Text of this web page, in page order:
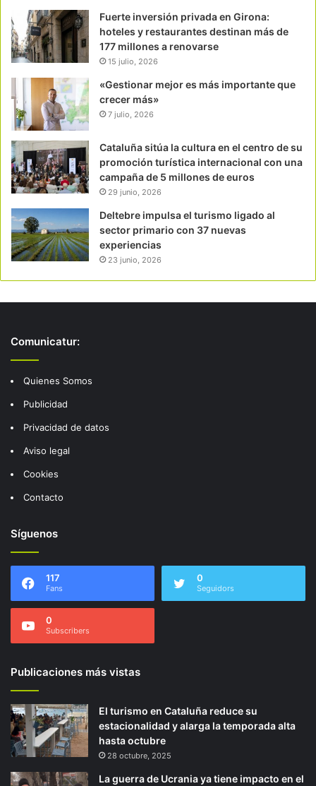
Fuerte inversión privada en Girona:
hoteles y restaurantes destinan más de
177 millones a renovarse
15 julio, 2026
«Gestionar mejor es más importante que
crecer más»
7 julio, 2026
Cataluña sitúa la cultura en el centro de su
promoción turística internacional con una
campaña de 5 millones de euros
29 junio, 2026
Deltebre impulsa el turismo ligado al
sector primario con 37 nuevas
experiencias
23 junio, 2026
Comunicatur:
Quienes Somos
Publicidad
Privacidad de datos
Aviso legal
Cookies
Contacto
Síguenos
117
Fans
0
Seguidors
0
Subscribers
Publicaciones más vistas
El turismo en Cataluña reduce su
estacionalidad y alarga la temporada alta
hasta octubre
28 octubre, 2025
La guerra de Ucrania ya tiene impacto en el